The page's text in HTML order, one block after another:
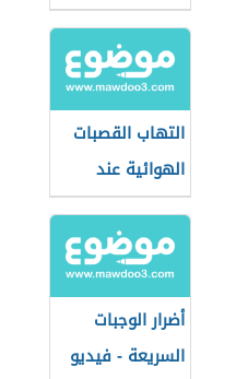
التهاب القصبات
الهوائية عند
الأطفال - فيديو
أضرار الوجبات
السريعة - فيديو